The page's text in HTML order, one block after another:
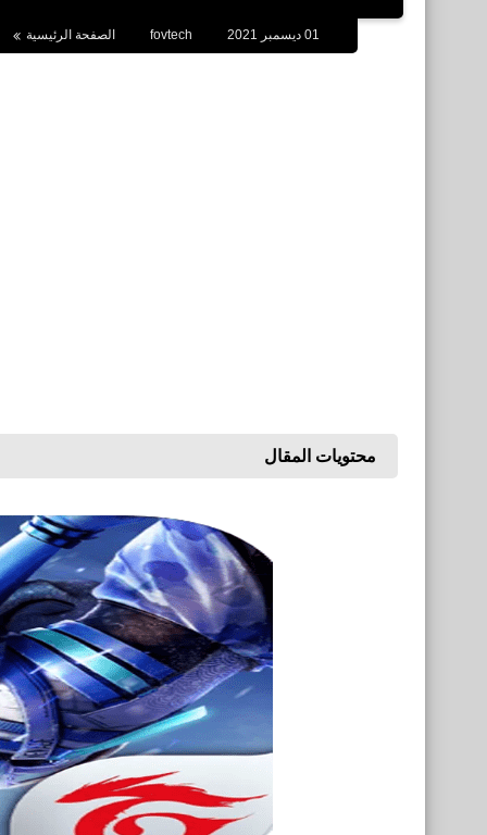
fovtech الصفحة الرئيسية
محتويات المقال